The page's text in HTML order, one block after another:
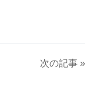
次の記事 »